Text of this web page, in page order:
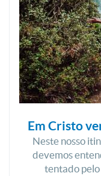
Em Cristo
Neste nosso
devemos
tentado